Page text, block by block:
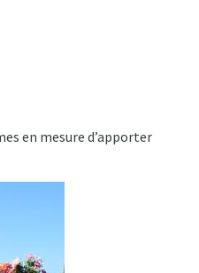
en mesure d’apporter